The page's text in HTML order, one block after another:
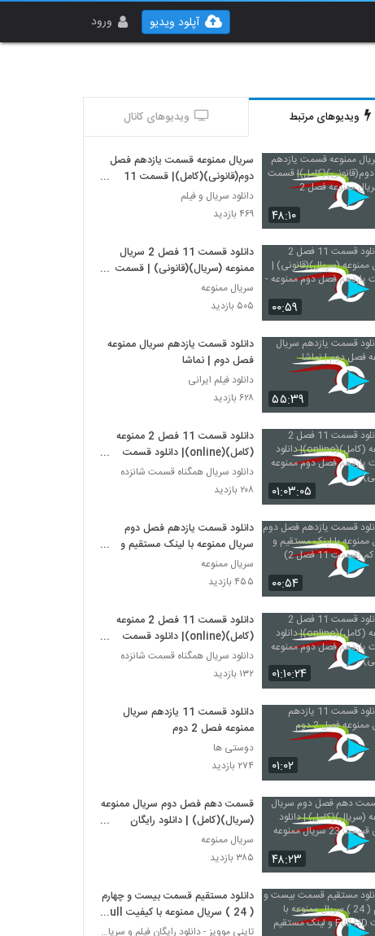
ورود آپلود ویدیو
ویدیوهای مرتبط ویدیوهای کانال
۴۸:۱۰
سریال ممنوعه قسمت یازدهم فصل
دوم(قانونی)(کامل)| قسمت 11
سریال ممنوعه فصل 2
دانلود سریال و فیلم
۴۶۹ بازدید
۰۰:۵۹
دانلود قسمت 11 فصل 2 سریال
ممنوعه (سریال)(قانونی) | قسمت
یازدهم فصل دوم ممنوعه -HD
سریال ممنوعه
۵۰۵ بازدید
۵۵:۳۹
دانلود قسمت یازدهم سریال ممنوعه
فصل دوم | نماشا
دانلود فیلم ایرانی
۶۲۸ بازدید
۰۱:۰۳:۰۵
دانلود قسمت 11 فصل 2 ممنوعه
(کامل)(online)| دانلود قسمت
یازدهم فصل دوم ممنوعه (قانونی).
دانلود سریال همگناه قسمت شانزده
۲۰۸ بازدید
۰۰:۵۴
دانلود قسمت یازدهم فصل دوم
سریال ممنوعه با لینک مستقیم و
حجم کم (قسمت 11 فصل 2)
سریال ممنوعه
۴۵۵ بازدید
۰۱:۱۰:۲۴
دانلود قسمت 11 فصل 2 ممنوعه
(کامل)(online)| دانلود قسمت
یازدهم فصل دوم ممنوعه (قانونی) .
دانلود سریال همگناه قسمت شانزده
۱۳۲ بازدید
۰۱:۰۲
دانلود قسمت 11 یازدهم سریال
ممنوعه فصل 2 دوم
دوستی ها
۲۷۴ بازدید
۴۸:۲۳
قسمت دهم فصل دوم سریال ممنوعه
(سریال)(کامل) | دانلود رایگان
قسمت 23 سریال ممنوعه
سریال ممنوعه
۳۸۵ بازدید
دانلود مستقیم قسمت بیست و چهارم
( 24 ) سریال ممنوعه با کیفیت Full
HD و لینک مستقیم
تاینی موویز - دانلود رایگان فیلم و سریال ایرانی جد